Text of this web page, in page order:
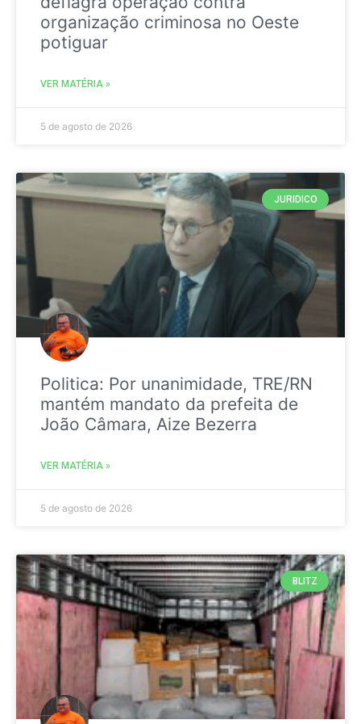
organização criminosa no Oeste
potiguar
VER MATÉRIA »
5 de agosto de 2026
JURIDICO
Politica: Por unanimidade, TRE/RN
mantém mandato da prefeita de
João Câmara, Aize Bezerra
VER MATÉRIA »
5 de agosto de 2026
BLITZ